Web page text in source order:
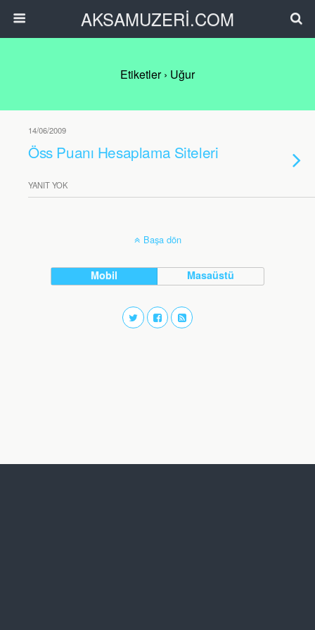
AKSAMUZERİ.COM
Etiketler › Uğur
14/06/2009
Öss Puanı Hesaplama Siteleri
YANIT YOK
Başa dön
Mobil Masaüstü